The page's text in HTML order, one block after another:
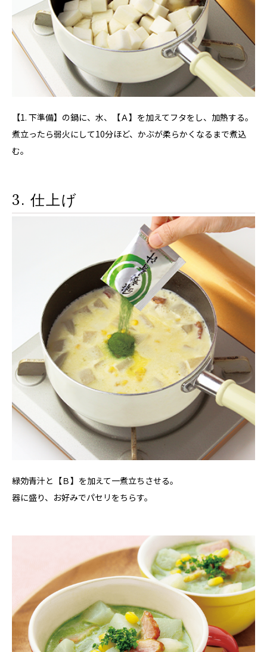
【1. 下準備】の鍋に、水、【Ａ】を加えてフタをし、加熱する。
煮立ったら弱火にして10分ほど、かぶが柔らかくなるまで煮込
む。
3. 仕上げ
緑効青汁と【Ｂ】を加えて一煮立ちさせる。
器に盛り、お好みでパセリをちらす。